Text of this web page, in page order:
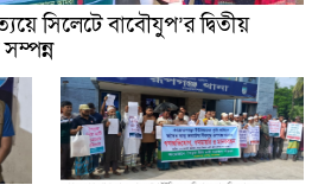
সিলেটে বাবৌযুপ’র দ্বিতীয়